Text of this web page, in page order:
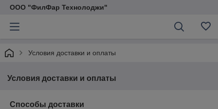
ООО "ФилФар Технолоджи"
Условия доставки и оплаты
Условия доставки и оплаты
Способы доставки